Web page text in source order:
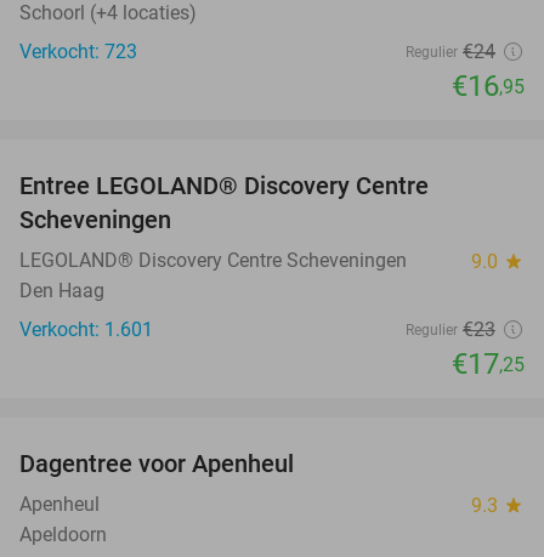
Schoorl (+4 locaties)
Verkocht: 723
Regulier €24
€16,95
Entree LEGOLAND® Discovery Centre
Scheveningen
LEGOLAND® Discovery Centre Scheveningen 9.0 star
Den Haag
Verkocht: 1.601
Regulier €23
€17,25
Dagentree voor Apenheul
Apenheul 9.3 star
Apeldoorn